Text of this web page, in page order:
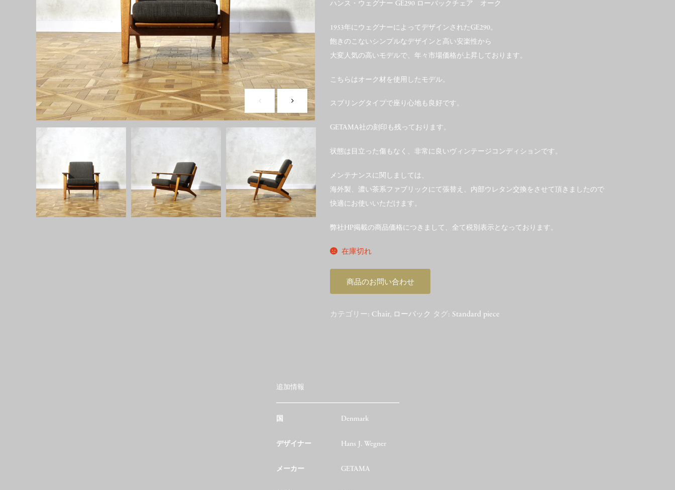
ハンス・ウェグナー GE290 ローバックチェア オーク
1953年にウェグナーによってデザインされたGE290。
飽きのこないシンプルなデザインと高い安楽性から
大変人気の高いモデルで、年々市場価格が上昇しております。
こちらはオーク材を使用したモデル。
スプリングタイプで座り心地も良好です。
GETAMA社の刻印も残っております。
状態は目立った傷もなく、非常に良いヴィンテージコンディションです。
メンテナンスに関しましては、
海外製、濃い茶系ファブリックにて張替え、内部ウレタン交換をさせて頂きましたので
快適にお使いいただけます。
弊社HP掲載の商品価格につきまして、全て税別表示となっております。
在庫切れ
商品のお問い合わせ
カテゴリー: Chair, ローバック タグ: Standard piece
追加情報
国 Denmark
デザイナー Hans J. Wegner
メーカー GETAMA